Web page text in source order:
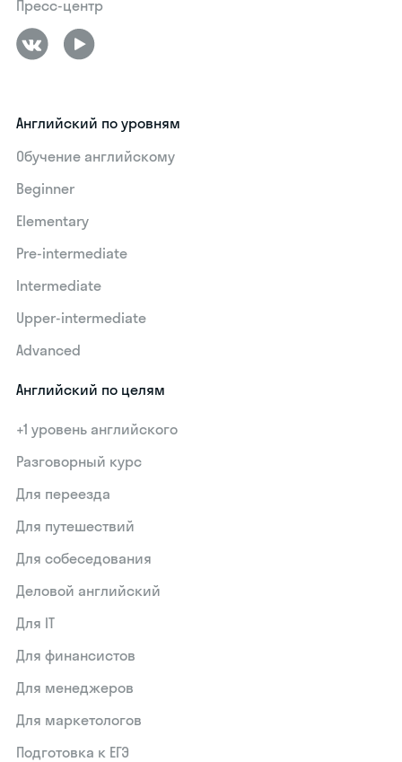
Пресс-центр
Английский по уровням
Обучение английскому
Beginner
Elementary
Pre-intermediate
Intermediate
Upper-intermediate
Advanced
Английский по целям
+1 уровень английского
Разговорный курс
Для переезда
Для путешествий
Для собеседования
Деловой английский
Для IT
Для финансистов
Для менеджеров
Для маркетологов
Подготовка к ЕГЭ